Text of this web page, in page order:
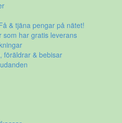
& tjäna pengar på nätet!
som har gratis leverans
föräldrar & bebisar